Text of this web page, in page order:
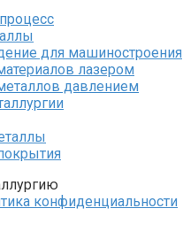
для машиностроения
лазером
давлением
конфиденциальности